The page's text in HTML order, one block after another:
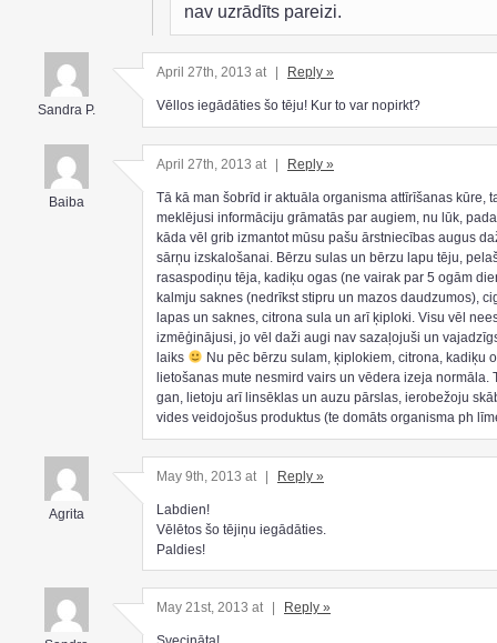
nav uzrādīts pareizi.
Sandra P.
April 27th, 2013 at Reply »
Vēllos iegādāties šo tēju! Kur to var nopirkt?
Baiba
April 27th, 2013 at Reply »
Tā kā man šobrīd ir aktuāla organisma attīrīšanas kūre,
meklējusi informāciju grāmatās par augiem, nu lūk,
kāda vēl grib izmantot mūsu pašu ārstniecības augus
sārņu izskalošanai. Bērzu sulas un bērzu lapu tēju,
rasaspodiņu tēja, kadiķu ogas (ne vairak par 5 ogām
kalmju saknes (nedrīkst stipru un mazos daudzumos),
lapas un saknes, citrona sula un arī ķiploki. Visu vēl
izmēģinājusi, jo vēl daži augi nav sazaļojuši un
laiks
Nu pēc bērzu sulam, ķiplokiem, citrona, kadiķu
lietošanas mute nesmird vairs un vēdera izeja normāla.
gan, lietoju arī linsēklas un auzu pārslas, ierobežoju
vides veidojošus produktus (te domāts organisma ph
Agrita
May 9th, 2013 at | Reply »
Labdien!
Vēlētos šo tējiņu iegādāties.
Paldies!
May 21st, 2013 at Reply »